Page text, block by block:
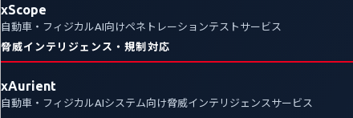
xScope
自動車・フィジカルAI向けペネトレーションテストサービス
脅威インテリジェンス・規制対応
xAurient
自動車・フィジカルAIシステム向け脅威インテリジェンスサービス